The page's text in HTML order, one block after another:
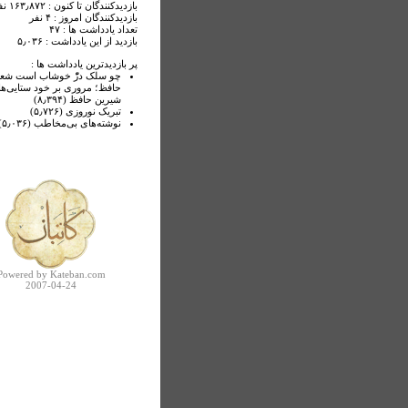
بازدیدکنندگان تا کنون : ۱۶۳٫۸۷۲ نفر
بازدیدکنندگان امروز : ۴ نفر
تعداد یادداشت ها : ۴۷
بازدید از این یادداشت : ۵٫۰۳۶
پر بازدیدترین یادداشت ها :
چو سلک درّْ خوشاب است شعر
حافظ؛ مروری بر خود
شیرین حافظ (۸٫۳۹۴)
تبریک نوروزی (۵٫۷۲۶)
نوشته‌های بی‌مخاطب (۵٫۰۳۶)
by Kateban.com
2007-04-24